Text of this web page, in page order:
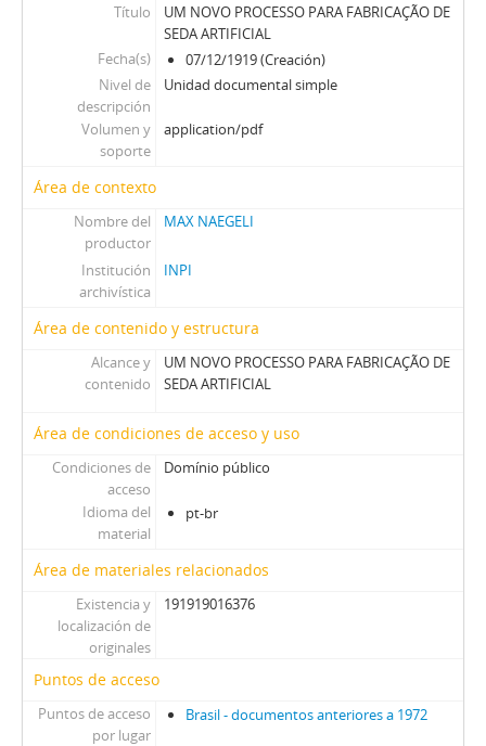
Título
UM NOVO PROCESSO PARA FABRICAÇÃO DE
SEDA ARTIFICIAL
Fecha(s)
07/12/1919 (Creación)
Nivel de
descripción
Unidad documental simple
Volumen y
soporte
application/pdf
Área de contexto
Nombre del
productor
MAX NAEGELI
Institución
archivística
INPI
Área de contenido y estructura
Alcance y
contenido
UM NOVO PROCESSO PARA FABRICAÇÃO DE
SEDA ARTIFICIAL
Área de condiciones de acceso y uso
Condiciones de
acceso
Domínio público
Idioma del
material
pt-br
Área de materiales relacionados
Existencia y
localización de
originales
191919016376
Puntos de acceso
Puntos de acceso
por lugar
Brasil - documentos anteriores a 1972